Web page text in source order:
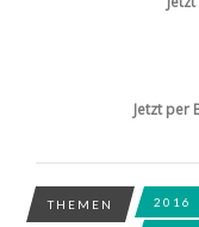
Jetzt per
THEMEN 2016